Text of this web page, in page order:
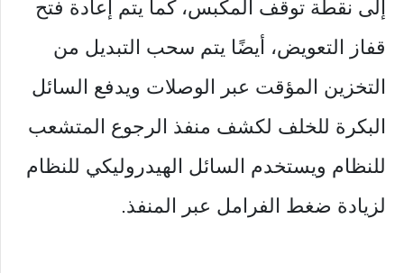
إلى نقطة توقف المكبس، كما يتم إعادة فتح
قفاز التعويض، أيضًا يتم سحب التبديل من
التخزين المؤقت عبر الوصلات ويدفع السائل
البكرة للخلف لكشف منفذ الرجوع المتشعب
للنظام ويستخدم السائل الهيدروليكي للنظام
لزيادة ضغط الفرامل عبر المنفذ.